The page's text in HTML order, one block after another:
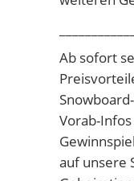
Ab sofort
Vorab-
auf unsere